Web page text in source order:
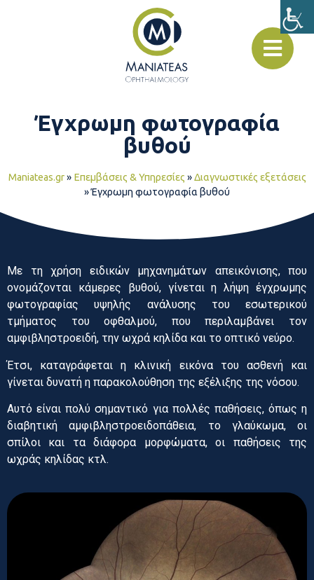
Έγχρωμη φωτογραφία
βυθού
Maniateas.gr» Επεμβάσεις & Υπηρεσίες »Διαγνωστικές εξετάσεις
»Έγχρωμη φωτογραφία βυθού
Με τη χρήση ειδικών μηχανημάτων απεικόνισης, που
ονομάζονται κάμερες βυθού, γίνεται η λήψη έγχρωμης
φωτογραφίας υψηλής ανάλυσης του εσωτερικού
τμήματος του οφθαλμού, που περιλαμβάνει τον
αμφιβληστροειδή, την ωχρά κηλίδα και το οπτικό νεύρο.
Έτσι, καταγράφεται η κλινική εικόνα του ασθενή και
γίνεται δυνατή η παρακολούθηση της εξέλιξης της νόσου.
Αυτό είναι πολύ σημαντικό για πολλές παθήσεις, όπως η
διαβητική αμφιβληστροειδοπάθεια, το γλαύκωμα, οι
σπίλοι και τα διάφορα μορφώματα, οι παθήσεις της
ωχράς κηλίδας κτλ.